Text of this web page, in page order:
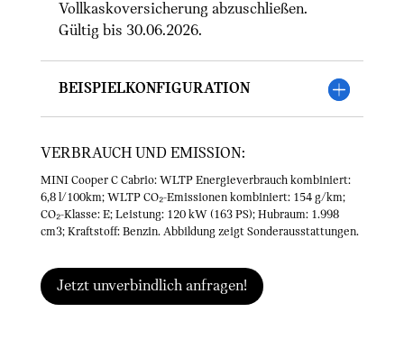
Vollkaskoversicherung abzuschließen.
Gültig bis 30.06.2026.
Beispielkonfiguration
VERBRAUCH UND EMISSION:
MINI Cooper C Cabrio: WLTP Energieverbrauch kombiniert:
6,8 l/100km; WLTP CO₂-Emissionen kombiniert: 154 g/km;
CO₂-Klasse: E; Leistung: 120 kW (163 PS); Hubraum: 1.998
cm3; Kraftstoff: Benzin. Abbildung zeigt Sonderausstattungen.
Jetzt unverbindlich anfragen!